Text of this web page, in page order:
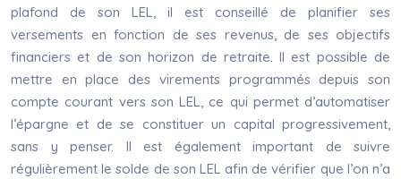
plafond de son LEL, il est conseillé de planifier ses
versements en fonction de ses revenus, de ses objectifs
financiers et de son horizon de retraite. Il est possible de
mettre en place des virements programmés depuis son
compte courant vers son LEL, ce qui permet d’automatiser
l’épargne et de se constituer un capital progressivement,
sans y penser. Il est également important de suivre
régulièrement le solde de son LEL afin de vérifier que l’on n’a